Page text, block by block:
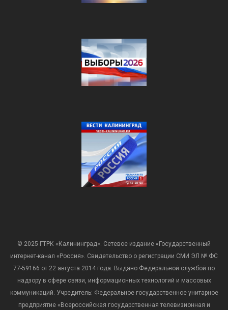
© 2025 ГТРК «Калининград». Сетевое издание «Государственный
интернет-канал «Россия». Свидетельство о регистрации СМИ ЭЛ № ФС
77-59166 от 22 августа 2014 года. Выдано Федеральной службой по
надзору в сфере связи, информационных технологий и массовых
коммуникаций. Учредитель: Федеральное государственное унитарное
предприятие «Всероссийская государственная телевизионная и